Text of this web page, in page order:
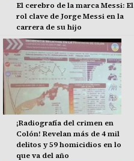
El cerebro de la marca Messi: El
rol clave de Jorge Messi en la
carrera de su hijo
¡Radiografía del crimen en
Colón! Revelan más de 4 mil
delitos y 59 homicidios en lo
que va del año